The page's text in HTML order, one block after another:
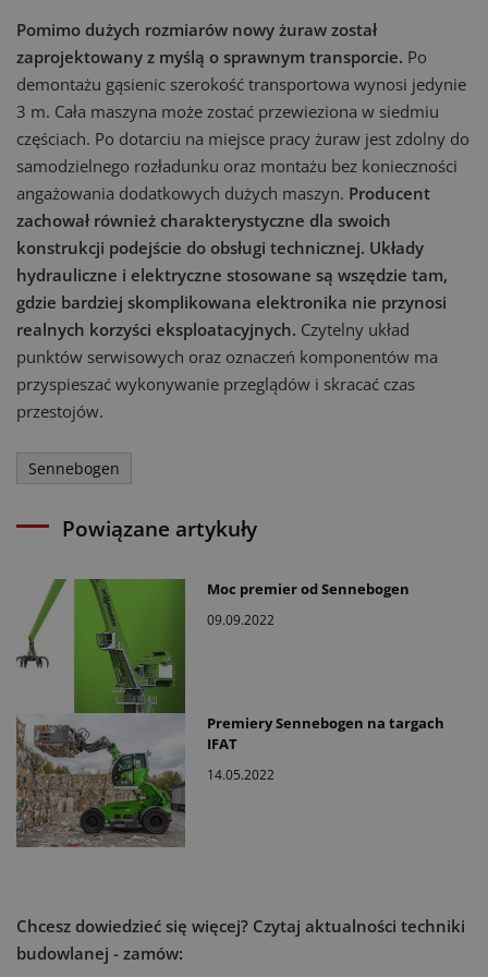
Pomimo dużych rozmiarów nowy żuraw został
zaprojektowany z myślą o sprawnym transporcie. Po
demontażu gąsienic szerokość transportowa wynosi jedynie
3 m. Cała maszyna może zostać przewieziona w siedmiu
częściach. Po dotarciu na miejsce pracy żuraw jest zdolny do
samodzielnego rozładunku oraz montażu bez konieczności
angażowania dodatkowych dużych maszyn. Producent
zachował również charakterystyczne dla swoich
konstrukcji podejście do obsługi technicznej. Układy
hydrauliczne i elektryczne stosowane są wszędzie tam,
gdzie bardziej skomplikowana elektronika nie przynosi
realnych korzyści eksploatacyjnych. Czytelny układ
punktów serwisowych oraz oznaczeń komponentów ma
przyspieszać wykonywanie przeglądów i skracać czas
przestojów.
Sennebogen
Powiązane artykuły
Moc premier od Sennebogen
09.09.2022
Premiery Sennebogen na targach
IFAT
14.05.2022
Chcesz dowiedzieć się więcej? Czytaj aktualności techniki
budowlanej - zamów: